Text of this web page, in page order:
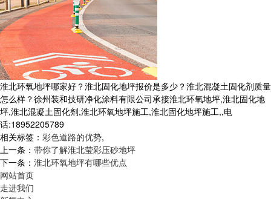
淮北环氧地坪哪家好？淮北固化地坪报价是多少？淮北混凝土固化剂质量
怎么样？徐州装和技研净化涂料有限公司承接淮北环氧地坪,淮北固化地
坪,淮北混凝土固化剂,淮北环氧地坪施工,淮北固化地坪施工,,电
话:18952205789
相关标签： 彩色道路的优势,
上一条： 带你了解淮北莹彩压砂地坪
下一条： 淮北环氧地坪有哪些优点
网站首页
走进我们